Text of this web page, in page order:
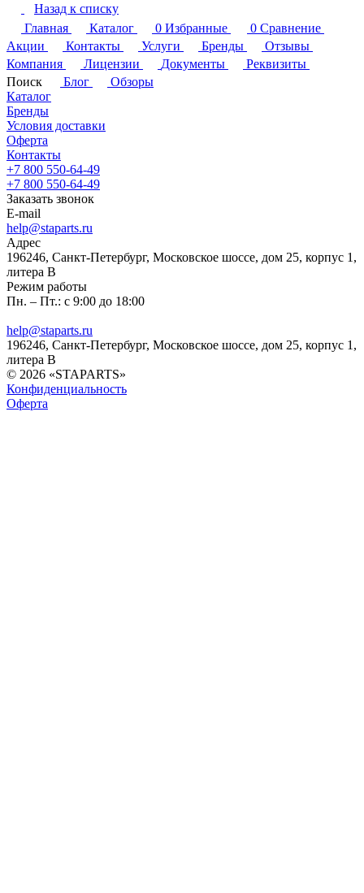
Назад к списку
Главная
Каталог 0 Избранные 0 Сравнение
Акции
Контакты Услуги Бренды
Отзывы
Компания
Лицензии Документы
Реквизиты
Поиск
Блог
Обзоры
Каталог
Бренды
Условия доставки
Оферта
Контакты
+7 800 550-64-49
+7 800 550-64-49
Заказать звонок
E-mail
help@staparts.ru
Адрес
196246, Санкт-Петербург, Московское шоссе, дом 25, корпус 1,
литера В
Режим работы
Пн. – Пт.: с 9:00 до 18:00
help@staparts.ru
196246, Санкт-Петербург, Московское шоссе, дом 25, корпус 1,
литера В
© 2026 «STAPARTS»
Конфиденциальность
Оферта